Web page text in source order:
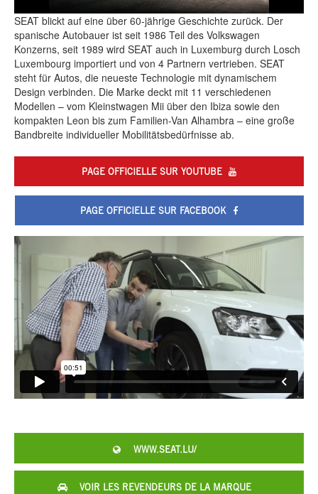
SEAT blickt auf eine über 60-jährige Geschichte zurück. Der
spanische Autobauer ist seit 1986 Teil des Volkswagen
Konzerns, seit 1989 wird SEAT auch in Luxemburg durch Losch
Luxembourg importiert und von 4 Partnern vertrieben. SEAT
steht für Autos, die neueste Technologie mit dynamischem
Design verbinden. Die Marke deckt mit 11 verschiedenen
Modellen – vom Kleinstwagen Mii über den Ibiza sowie den
kompakten Leon bis zum Familien-Van Alhambra – eine große
Bandbreite individueller Mobilitätsbedürfnisse ab.
PAGE OFFICIELLE SUR YOUTUBE
PAGE OFFICIELLE SUR FACEBOOK
WWW.SEAT.LU/
VOIR LES REVENDEURS DE LA MARQUE